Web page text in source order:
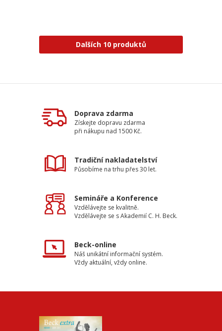
Dalších 10 produktů
Doprava zdarma
Získejte dopravu zdarma
při nákupu nad 1500 Kč.
Tradiční nakladatelství
Působíme na trhu přes 30 let.
Semináře a Konference
Vzdělávejte se kvalitně.
Vzdělávejte se s Akademií C. H. Beck.
Beck-online
Náš unikátní informační systém.
Vždy aktuální, vždy online.